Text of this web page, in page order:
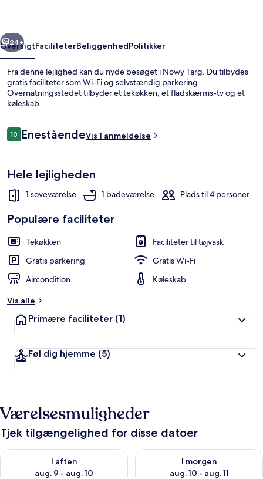
Næste
24+
OversigtFaciliteterBeliggenhedPolitikker
Fra denne lejlighed kan du nyde besøget i Nowy Targ. Du tilbydes
gratis faciliteter som Wi-Fi og selvstændig parkering.
Overnatningsstedet tilbyder et tekøkken, et fladskærms-tv og et
køleskab.
Anmeldelser
1010 ud af 10.
EneståendeVis 1 anmeldelse
Hele lejligheden
1 soveværelse 1 badeværelse Plads til 4 personer
Populære faciliteter
Tekøkken
Faciliteter til tøjvask
Gratis parkering
Gratis Wi-Fi
Aircondition
Køleskab
Vis alle
Primære faciliteter (1)
Føl dig hjemme (5)
Værelsesmuligheder
Tjek tilgængelighed for disse datoer
I aften
aug. 9 - aug. 10
Tjek tilgængelighed for i aften aug. 9 - aug. 10
I morgen
aug. 10 - aug. 11
Tjek tilgængelighed for i